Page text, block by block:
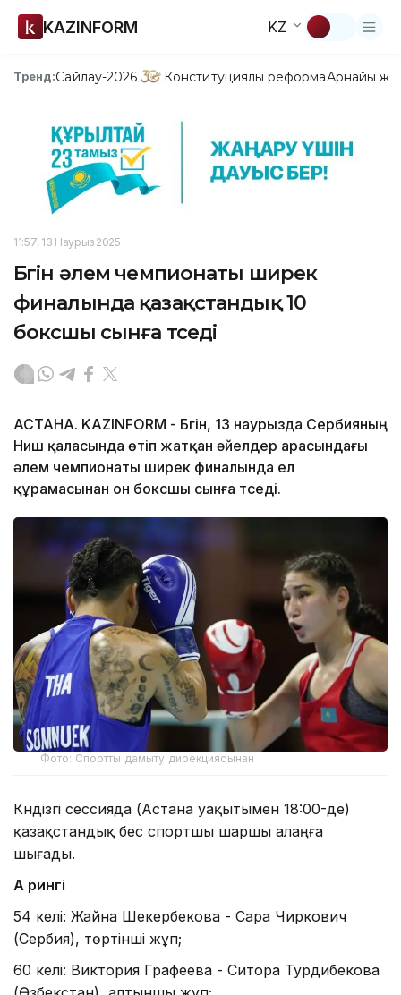
KAZINFORM KZ
Тренд:Сайлау-2026 Конституциялық реформаАрнайы
11:57, 13 Наурыз 2025
Бүгін әлем чемпионаты ширек
финалында қазақстандық 10
боксшы сынға түседі
АСТАНА. KAZINFORM - Бүгін, 13 наурызда Сербияның
Ниш қаласында өтіп жатқан әйелдер арасындағы
әлем чемпионаты ширек финалында ел
құрамасынан он боксшы сынға түседі.
Фото: Спортты дамыту дирекциясынан
Күндізгі сессияда (Астана уақытымен 18:00-де)
қазақстандық бес спортшы шаршы алаңға
шығады.
А рингі
54 келі: Жайна Шекербекова - Сара Чиркович
(Сербия), төртінші жұп;
60 келі: Виктория Графеева - Ситора Турдибекова